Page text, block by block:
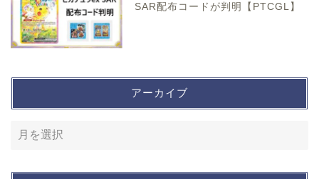
SAR配布コードが判明【PTCGL】
アーカイブ